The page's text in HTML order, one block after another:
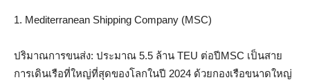
1. Mediterranean Shipping Company (MSC)
ปริมาณการขนส่ง: ประมาณ 5.5 ล้าน TEU ต่อปีMSC เป็นสาย
การเดินเรือที่ใหญ่ที่สุดของโลกในปี 2024 ด้วยกองเรือขนาดใหญ่